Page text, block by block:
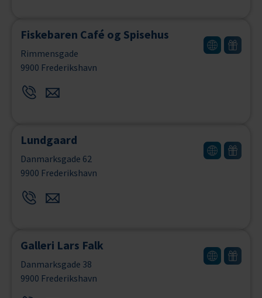
Fiskebaren Café og Spisehus
Rimmensgade
9900 Frederikshavn
Lundgaard
Danmarksgade 62
9900 Frederikshavn
Galleri Lars Falk
Danmarksgade 38
9900 Frederikshavn